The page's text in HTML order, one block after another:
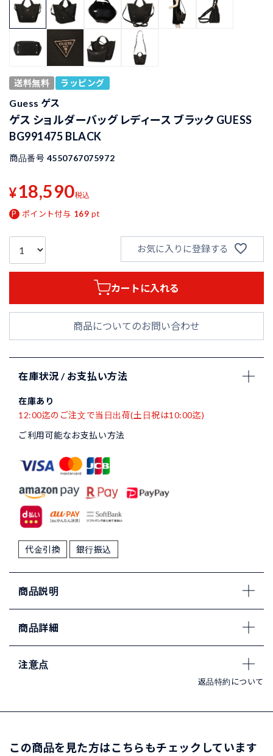
送料無料 ラッピング
Guess ゲス
ゲス ショルダーバッグ レディース ブラック GUESS
BG991475 BLACK
商品番号 4550767075972
¥18,590税込
ポイント付与 169 pt
お気に入りに登録する
カートに入れる
商品についてのお問い合わせ
在庫状況 / お支払い方法
在庫あり
12:00迄のご注文で当日出荷(土日祝は10:00迄)
ご利用可能なお支払い方法
代金引換 銀行振込
商品説明
商品詳細
注意点
返品特約について
この商品を見た方はこちらもチェックしています